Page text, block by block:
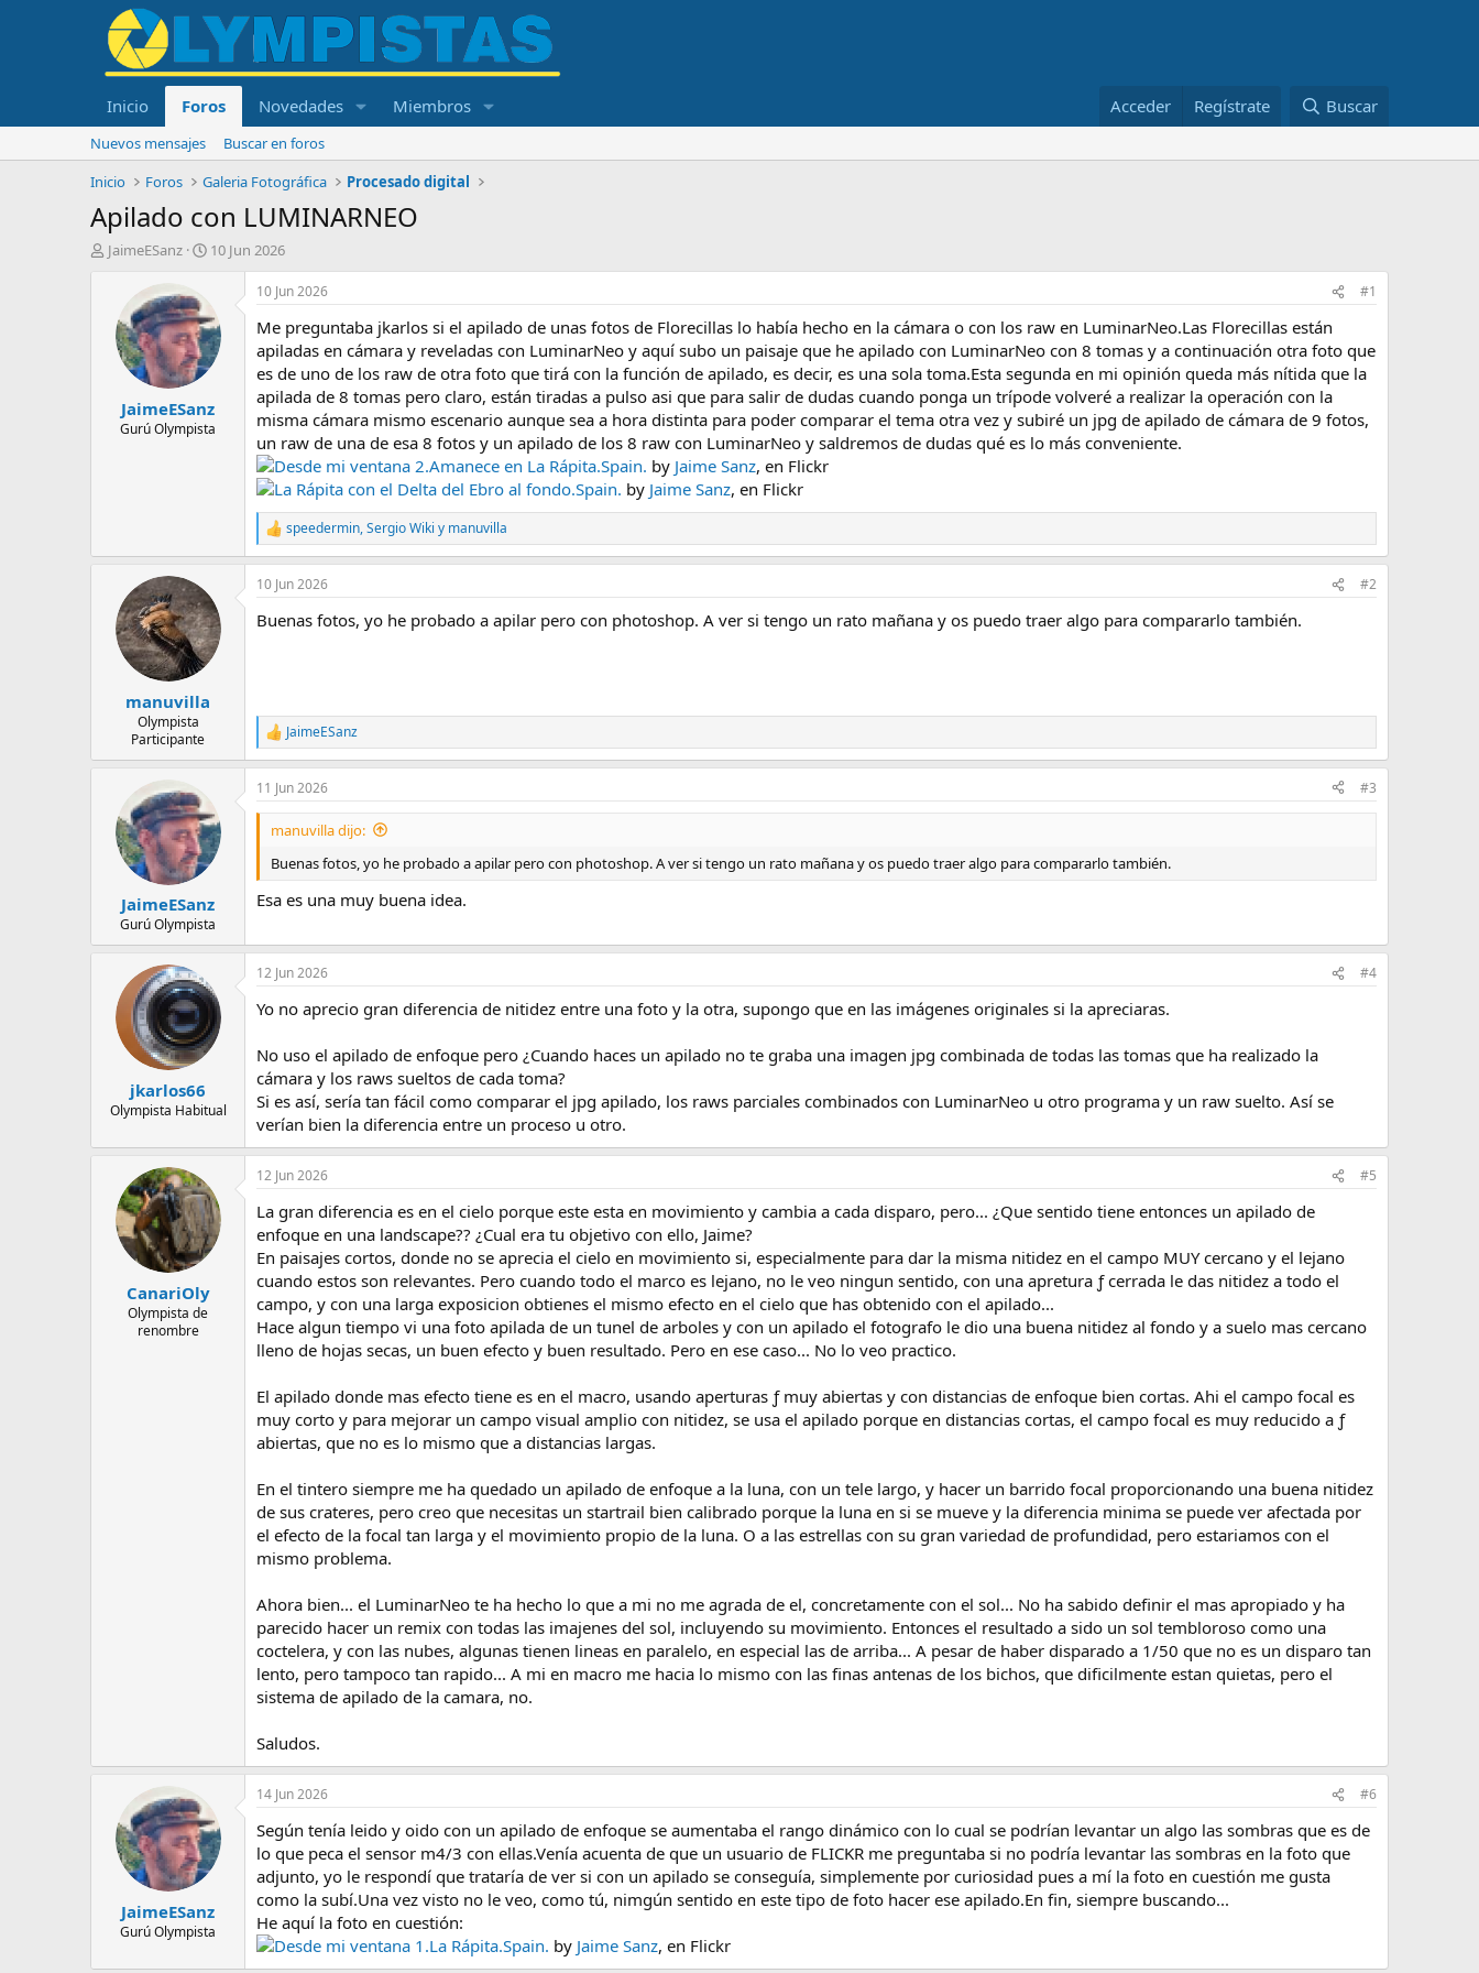
Inicio Foros Novedades Miembros Acceder Regístrate Buscar
Nuevos mensajes
Buscar en foros
Inicio
Foros Galeria Fotográfica Procesado digital
Apilado con LUMINARNEO
IJaimeESanz
F
h
a
d
e
n
i
10 Jun 2026
JaimeESanz
Gurú Olympista
10 Jun 2026 #1
Me preguntaba jkarlos si el apilado de unas fotos de Florecillas lo había hecho en la cámara o con los raw en LuminarNeo.Las Florecillas están
apiladas en cámara y reveladas con LuminarNeo y aquí subo un paisaje que he apilado con LuminarNeo con 8 tomas y a continuación otra foto que
es de uno de los raw de otra foto que tirá con la función de apilado, es decir, es una sola toma.Esta segunda en mi opinión queda más nítida que la
apilada de 8 tomas pero claro, están tiradas a pulso asi que para salir de dudas cuando ponga un trípode volveré a realizar la operación con la
misma cámara mismo escenario aunque sea a hora distinta para poder comparar el tema otra vez y subiré un jpg de apilado de cámara de 9 fotos,
un raw de una de esa 8 fotos y un apilado de los 8 raw con LuminarNeo y saldremos de dudas qué es lo más conveniente.
Desde mi ventana 2.Amanece en La Rápita.Spain. by Jaime Sanz, en Flickr
La Rápita con el Delta del Ebro al fondo.Spain. by Jaime Sanz, en Flickr
R
e
a
c
i
:
speedermin,Sergio Wiki y manuvilla
manuvilla
Olympista
Participante
10 Jun 2026 #2
Buenas fotos, yo he probado a apilar pero con photoshop. A ver si tengo un rato mañana y os puedo traer algo para compararlo también.
R
e
a
c
c
e
s
JaimeESanz
JaimeESanz
Gurú Olympista
11 Jun 2026 #3
manuvilla dijo:
Buenas fotos, yo he probado a apilar pero con photoshop. A ver si tengo un rato mañana y os puedo traer algo para compararlo también.
Esa es una muy buena idea.
jkarlos66
Olympista Habitual
12 Jun 2026 #4
Yo no aprecio gran diferencia de nitidez entre una foto y la otra, supongo que en las imágenes originales si la apreciaras.
No uso el apilado de enfoque pero ¿Cuando haces un apilado no te graba una imagen jpg combinada de todas las tomas que ha realizado la
cámara y los raws sueltos de cada toma?
Si es así, sería tan fácil como comparar el jpg apilado, los raws parciales combinados con LuminarNeo u otro programa y un raw suelto. Así se
verían bien la diferencia entre un proceso u otro.
CanariOly
Olympista de
renombre
12 Jun 2026 #5
La gran diferencia es en el cielo porque este esta en movimiento y cambia a cada disparo, pero... ¿Que sentido tiene entonces un apilado de
enfoque en una landscape?? ¿Cual era tu objetivo con ello, Jaime?
En paisajes cortos, donde no se aprecia el cielo en movimiento si, especialmente para dar la misma nitidez en el campo MUY cercano y el lejano
cuando estos son relevantes. Pero cuando todo el marco es lejano, no le veo ningun sentido, con una apretura ƒ cerrada le das nitidez a todo el
campo, y con una larga exposicion obtienes el mismo efecto en el cielo que has obtenido con el apilado...
Hace algun tiempo vi una foto apilada de un tunel de arboles y con un apilado el fotografo le dio una buena nitidez al fondo y a suelo mas cercano
lleno de hojas secas, un buen efecto y buen resultado. Pero en ese caso... No lo veo practico.
El apilado donde mas efecto tiene es en el macro, usando aperturas ƒ muy abiertas y con distancias de enfoque bien cortas. Ahi el campo focal es
muy corto y para mejorar un campo visual amplio con nitidez, se usa el apilado porque en distancias cortas, el campo focal es muy reducido a ƒ
abiertas, que no es lo mismo que a distancias largas.
En el tintero siempre me ha quedado un apilado de enfoque a la luna, con un tele largo, y hacer un barrido focal proporcionando una buena nitidez
de sus crateres, pero creo que necesitas un startrail bien calibrado porque la luna en si se mueve y la diferencia minima se puede ver afectada por
el efecto de la focal tan larga y el movimiento propio de la luna. O a las estrellas con su gran variedad de profundidad, pero estariamos con el
mismo problema.
Ahora bien... el LuminarNeo te ha hecho lo que a mi no me agrada de el, concretamente con el sol... No ha sabido definir el mas apropiado y ha
parecido hacer un remix con todas las imajenes del sol, incluyendo su movimiento. Entonces el resultado a sido un sol tembloroso como una
coctelera, y con las nubes, algunas tienen lineas en paralelo, en especial las de arriba... A pesar de haber disparado a 1/50 que no es un disparo tan
lento, pero tampoco tan rapido... A mi en macro me hacia lo mismo con las finas antenas de los bichos, que dificilmente estan quietas, pero el
sistema de apilado de la camara, no.
Saludos.
JaimeESanz
Gurú Olympista
14 Jun 2026 #6
Según tenía leido y oido con un apilado de enfoque se aumentaba el rango dinámico con lo cual se podrían levantar un algo las sombras que es de
lo que peca el sensor m4/3 con ellas.Venía acuenta de que un usuario de FLICKR me preguntaba si no podría levantar las sombras en la foto que
adjunto, yo le respondí que trataría de ver si con un apilado se conseguía, simplemente por curiosidad pues a mí la foto en cuestión me gusta
como la subí.Una vez visto no le veo, como tú, nimgún sentido en este tipo de foto hacer ese apilado.En fin, siempre buscando...
He aquí la foto en cuestión:
Desde mi ventana 1.La Rápita.Spain. by Jaime Sanz, en Flickr